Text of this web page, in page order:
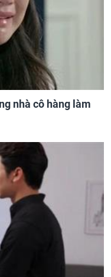
nhà cô hàng làm